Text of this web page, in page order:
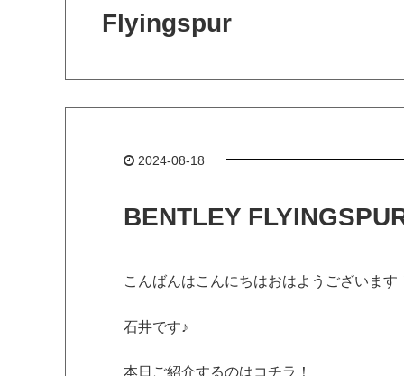
Flyingspur
2024-08-18
BENTLEY
こんばんはこんにちはおはようございます
石井です♪
本日ご紹介するのはコチラ！